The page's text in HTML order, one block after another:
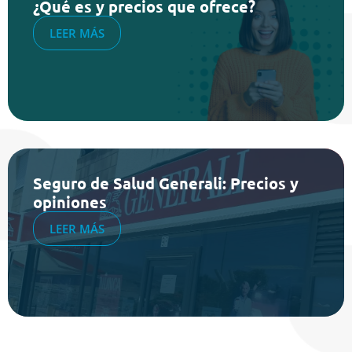
¿Qué es y precios que ofrece?
LEER MÁS
Seguro de Salud Generali: Precios y
opiniones
LEER MÁS